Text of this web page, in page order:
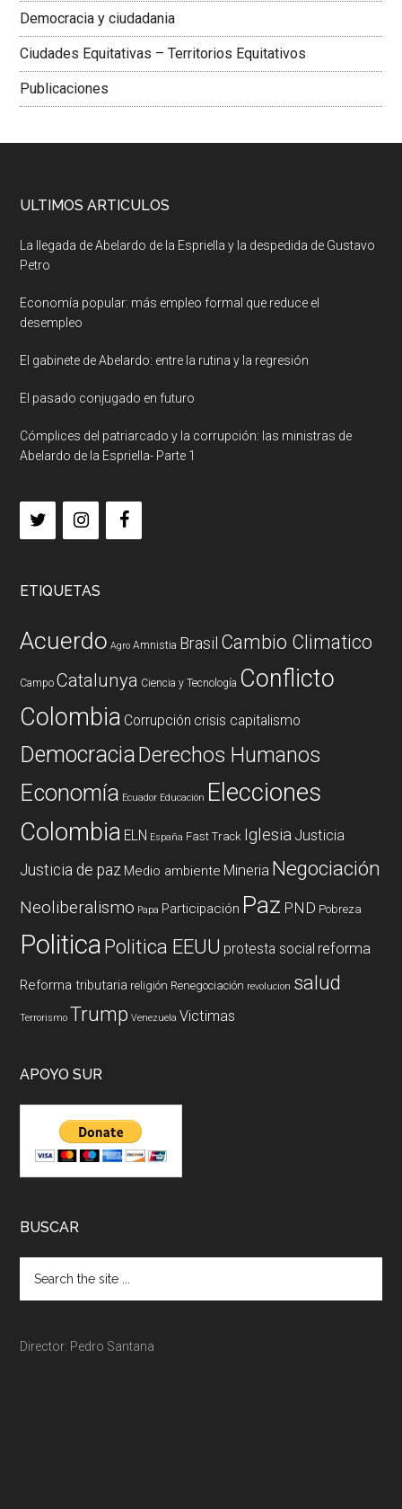
Democracia y ciudadania
Ciudades Equitativas – Territorios Equitativos
Publicaciones
ULTIMOS ARTICULOS
La llegada de Abelardo de la Espriella y la despedida de Gustavo
Petro
Economía popular: más empleo formal que reduce el
desempleo
El gabinete de Abelardo: entre la rutina y la regresión
El pasado conjugado en futuro
Cómplices del patriarcado y la corrupción: las ministras de
Abelardo de la Espriella- Parte 1
ETIQUETAS
Acuerdo Agro Amnistia Brasil Cambio Climatico
Campo Catalunya Ciencia y Tecnología Conflicto
Colombia Corrupción crisis capitalismo
DemocraciaDerechos Humanos
Economía Ecuador Educación Elecciones
Colombia ELN España Fast Track Iglesia Justicia
Justicia de paz Medio ambiente Mineria Negociación
Neoliberalismo Papa Participación Paz PND Pobreza
PoliticaPolitica EEUU protesta social reforma
Reforma tributaria religión Renegociación revolucion salud
Terrorismo Trump Venezuela Victimas
APOYO SUR
BUSCAR
Director: Pedro Santana